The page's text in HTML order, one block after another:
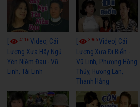
4116Video] Cải
Lương Xưa Hãy Ngủ
Yên Niềm Đau - Vũ
Linh, Tài Linh
3966Video] Cải
Lương Xưa Đi Biển -
Vũ Linh, Phương Hồng
Thủy, Hương Lan,
Thanh Hằng